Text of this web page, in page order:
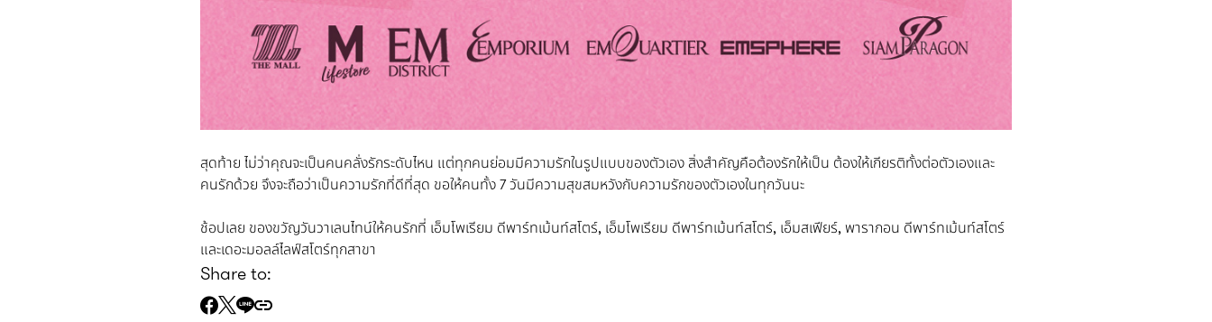
สุดท้าย ไม่ว่าคุณจะเป็นคนคลั่งรักระดับไหน แต่ทุกคนย่อมมีความรักในรูปแบบของตัวเอง สิ่งสำคัญคือต้องรักให้เป็น ต้องให้เกียรติทั้งต่อตัวเองและ
คนรักด้วย จึงจะถือว่าเป็นความรักที่ดีที่สุด ขอให้คนทั้ง 7 วันมีความสุขสมหวังกับความรักของตัวเองในทุกวันนะ
ช้อปเลย ของขวัญวันวาเลนไทน์ให้คนรักที่ เอ็มโพเรียม ดีพาร์ทเม้นท์สโตร์, เอ็มโพเรียม ดีพาร์ทเม้นท์สโตร์, เอ็มสเฟียร์, พารากอน ดีพาร์ทเม้นท์สโตร์
และเดอะมอลล์ไลฟ์สโตร์ทุกสาขา
Share to: